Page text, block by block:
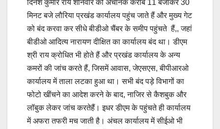
दिनेश कुमार राय शनिवार को अचानक करीब 11 बजाकर 30
मिनट बजे लौरिया प्रखंड कार्यालय पहुंच जाते हैं और मुख्य गेट
को बंद करवा कर सीधे बीडीओ चैंबर के समीप पहुंचते हैं,, जहां
बीडीओ आदित्य नारायण दीक्षित का कार्यालय बंद था। डीएम
श्री राय क्रोधित भी होते हैं और प्रखंड कार्यालय के अन्य
कमरों की जांच करते हैं, जिसमें आवास, जेएसएस, बीपीआरओ
कार्यालय में ताला लटका हुआ था। सभी बंद पड़े विभागों का
फोटो खींचने का आदेश करने के बाद, नाजिर से कैशबुक और
लॉबुक लेकर जांच करतेहैं। इधर डीएम के पहुंचते ही कार्यालय
में अफरा तफरी मच जाती है। अंचल कार्यालय में सीईओ भी